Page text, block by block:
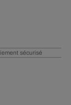
sécurisé